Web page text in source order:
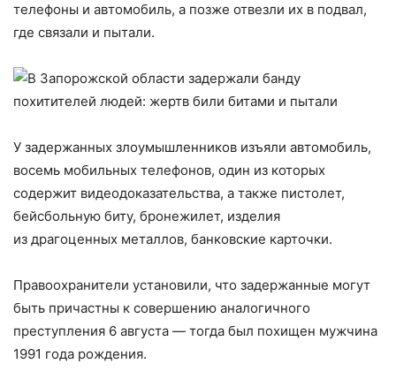
телефоны и автомобиль, а позже отвезли их в подвал,
где связали и пытали.
У задержанных злоумышленников изъяли автомобиль,
восемь мобильных телефонов, один из которых
содержит видеодоказательства, а также пистолет,
бейсбольную биту, бронежилет, изделия
из драгоценных металлов, банковские карточки.
Правоохранители установили, что задержанные могут
быть причастны к совершению аналогичного
преступления 6 августа — тогда был похищен мужчина
1991 года рождения.